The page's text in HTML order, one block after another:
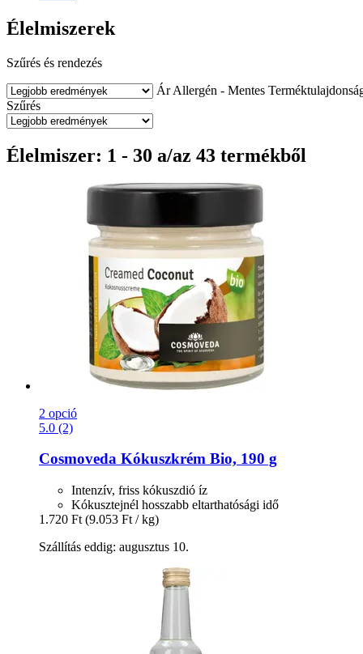
Élelmiszerek
Szűrés és rendezés
Ár Allergén - Mentes
Szűrés
Élelmiszer: 1 - 30 a/az 43 termékből
2 opció
5.0 (2)
Cosmoveda Kókuszkrém Bio, 190 g
Intenzív, friss kókuszdió íz
Kókusztejnél hosszabb eltarthatósági idő
1.720 Ft (9.053 Ft / kg)
Szállítás eddig: augusztus 10.